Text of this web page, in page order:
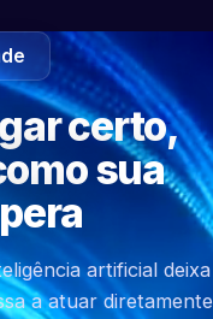
certo,
sua
artificial deixa
a atuar diretamente